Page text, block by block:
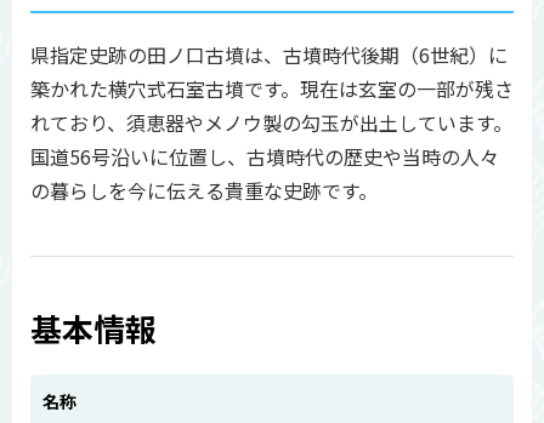
県指定史跡の田ノ口古墳は、古墳時代後期（6世紀）に
築かれた横穴式石室古墳です。現在は玄室の一部が残さ
れており、須恵器やメノウ製の勾玉が出土しています。
国道56号沿いに位置し、古墳時代の歴史や当時の人々
の暮らしを今に伝える貴重な史跡です。
基本情報
名称